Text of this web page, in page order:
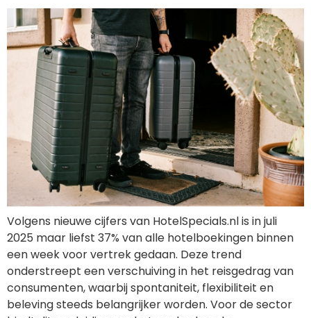
Volgens nieuwe cijfers van HotelSpecials.nl is in juli
2025 maar liefst 37% van alle hotelboekingen binnen
een week voor vertrek gedaan. Deze trend
onderstreept een verschuiving in het reisgedrag van
consumenten, waarbij spontaniteit, flexibiliteit en
beleving steeds belangrijker worden. Voor de sector